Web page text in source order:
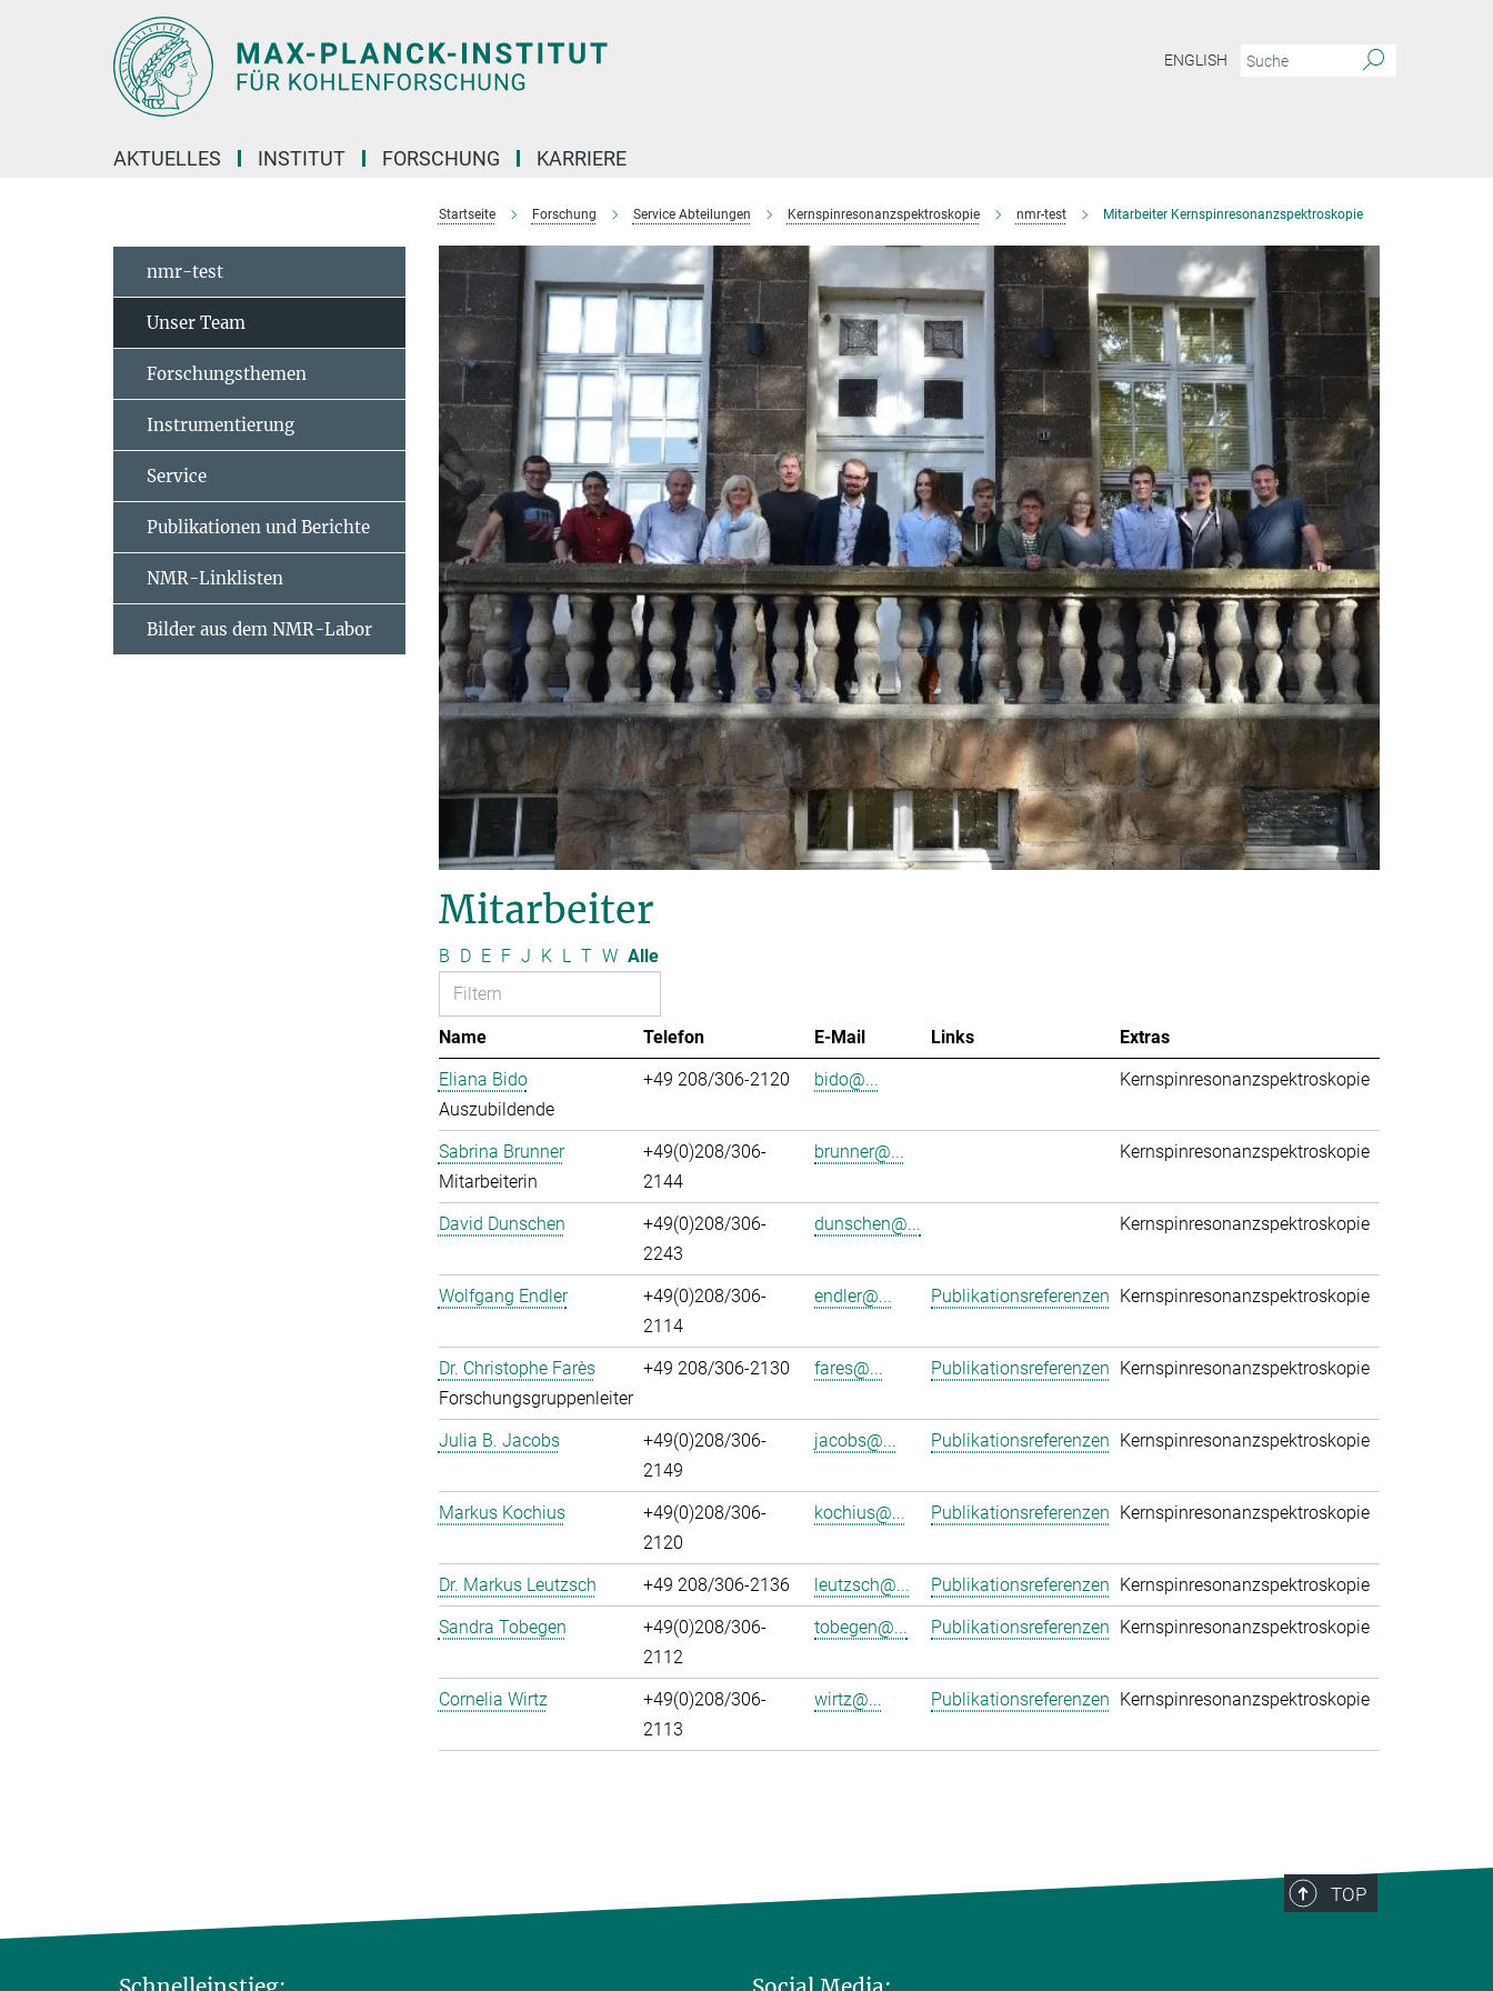
ENGLISH
AKTUELLES INSTITUT FORSCHUNG KARRIERE
Startseite Forschung Service Abteilungen Kernspinresonanzspektroskopie nmr-test Mitarbeiter Kernspinresonanzspektroskopie
Mitarbeiter
B D E F J K L T W Alle
Name Telefon E-Mail Links
Extras
Eliana Bido
Auszubildende
+49 208/306-2120 bido@... Kernspinresonanzspektroskopie
Sabrina Brunner
Mitarbeiterin
+49(0)208/306-
2144
brunner@... Kernspinresonanzspektroskopie
David Dunschen
+49(0)208/306-
2243
dunschen@... Kernspinresonanzspektroskopie
Wolfgang Endler
+49(0)208/306-
2114
endler@... Publikationsreferenzen Kernspinresonanzspektroskopie
Dr. Christophe Farès
Forschungsgruppenleiter
+49 208/306-2130 fares@... Publikationsreferenzen Kernspinresonanzspektroskopie
Julia B. Jacobs
+49(0)208/306-
2149
jacobs@... Publikationsreferenzen Kernspinresonanzspektroskopie
Markus Kochius
+49(0)208/306-
2120
kochius@... Publikationsreferenzen Kernspinresonanzspektroskopie
Dr. Markus Leutzsch +49 208/306-2136 leutzsch@... Publikationsreferenzen Kernspinresonanzspektroskopie
Sandra Tobegen
+49(0)208/306-
2112
tobegen@... Publikationsreferenzen Kernspinresonanzspektroskopie
Cornelia Wirtz
+49(0)208/306-
2113
wirtz@... Publikationsreferenzen Kernspinresonanzspektroskopie
nmr-test
Unser Team
Forschungsthemen
Instrumentierung
Service
Publikationen und Berichte
NMR-Linklisten
Bilder aus dem NMR-Labor
TOP